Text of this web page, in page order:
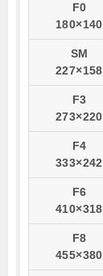
F0
180×140
SM
227×158
F3
273×220
F4
333×242
F6
410×318
F8
455×380